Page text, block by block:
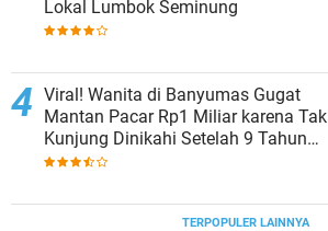
Lokal Lumbok Seminung
Viral! Wanita di Banyumas Gugat
Mantan Pacar Rp1 Miliar karena Tak
Kunjung Dinikahi Setelah 9 Tahun
Berpacaran
TERPOPULER LAINNYA